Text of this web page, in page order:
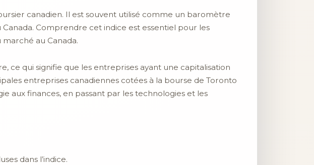
canadien. Il est souvent utilisé comme un baromètre
Comprendre cet indice est essentiel pour les
au Canada.
ce qui signifie que les entreprises ayant une capitalisation
entreprises canadiennes cotées à la bourse de Toronto
aux finances, en passant par les technologies et les
dans l’indice.